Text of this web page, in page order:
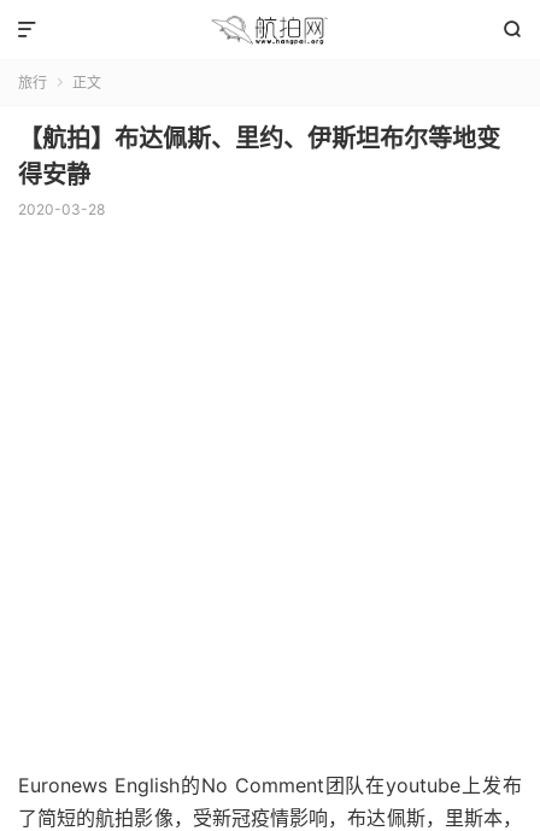


旅行  正文
【航拍】布达佩斯、里约、伊斯坦布尔等地变
得安静
2020-03-28
Euronews English的No Comment团队在youtube上发布
了简短的航拍影像，受新冠疫情影响，布达佩斯，里斯本，